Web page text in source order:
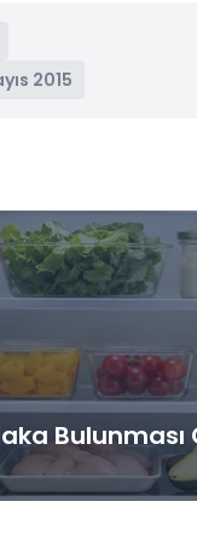
2015
Bulunması